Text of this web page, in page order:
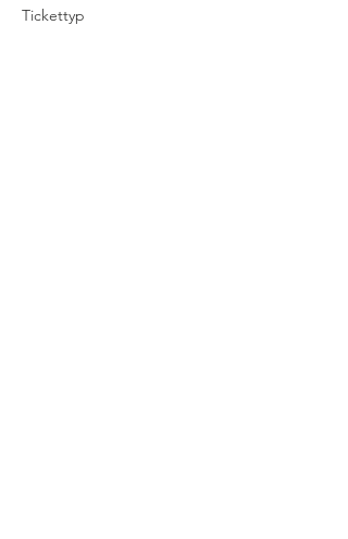
Tickettyp